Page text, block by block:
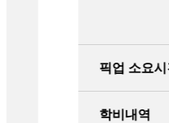
픽업 소요
학비내역